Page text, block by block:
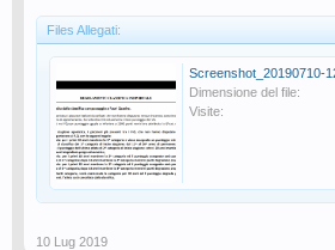
Files Allegati:
Dimensione del file:
Visite:
10 Lug 2019